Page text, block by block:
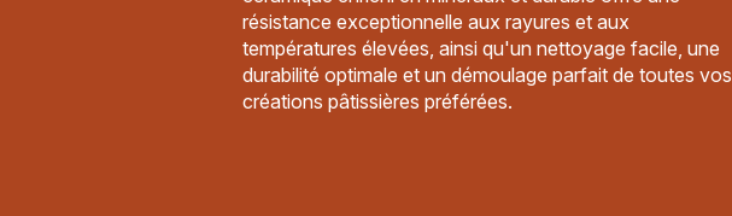
résistance exceptionnelle aux rayures et aux
températures élevées, ainsi qu'un nettoyage facile, une
durabilité optimale et un démoulage parfait de toutes vos
créations pâtissières préférées.